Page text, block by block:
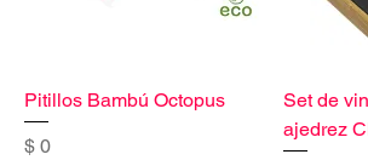
Pitillos Bambú Octopus
Precio
$ 0
Set de
ajedrez